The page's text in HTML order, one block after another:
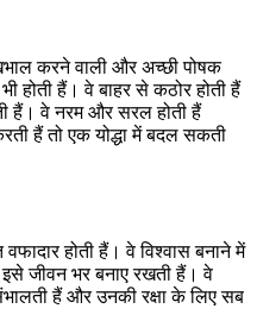
करने वाली और अच्छी पोषक
होती हैं। वे बाहर से कठोर होती हैं
हैं। वे नरम और सरल होती हैं
हैं तो एक योद्धा में बदल सकती
होती हैं। वे विश्वास बनाने में
जीवन भर बनाए रखती हैं। वे
हैं और उनकी रक्षा के लिए सब